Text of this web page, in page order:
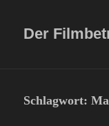
Der
Schlagwort: